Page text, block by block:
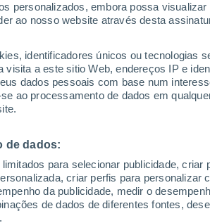
personalizados, embora possa visualizar
ao nosso website através desta
identificadores únicos ou tecnologias
a este sitio Web, endereços IP e
dados pessoais com base num
ao processamento de dados em
de dados:
para selecionar publicidade, criar
criar perfis para personalizar
da publicidade, medir o
de dados de diferentes fontes,